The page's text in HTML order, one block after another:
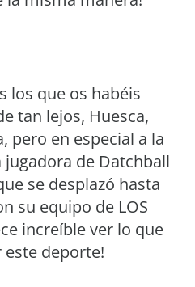
los que os habéis
tan lejos, Huesca,
pero en especial a la
de Datchball
se desplazó hasta
su equipo de LOS
increíble ver lo que
este deporte!